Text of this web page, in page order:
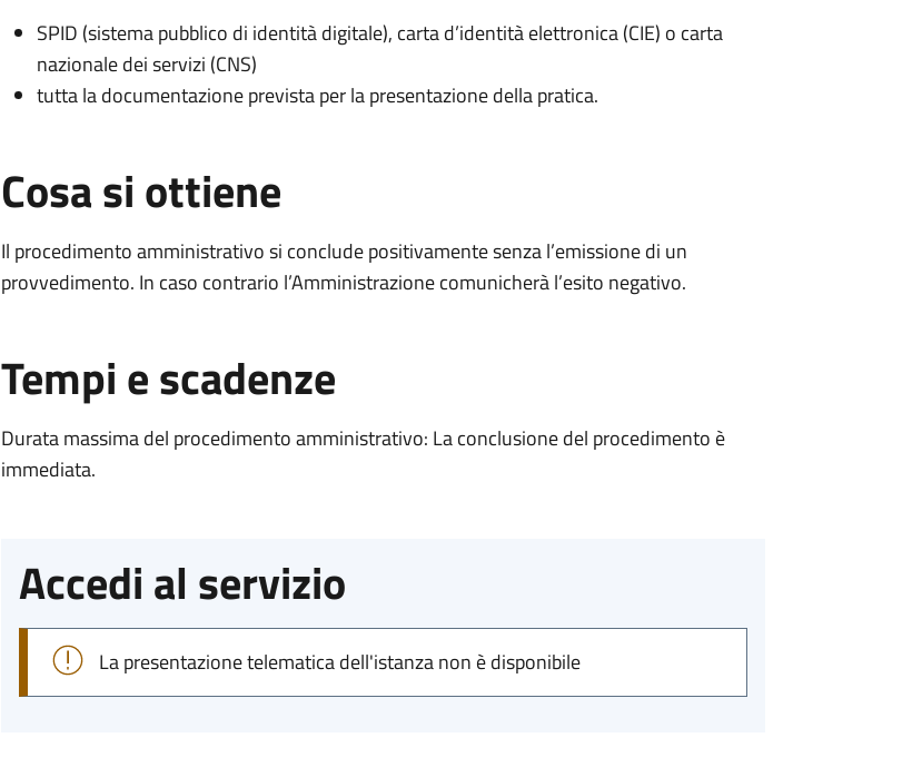
SPID (sistema pubblico di identità digitale), carta d’identità elettronica (CIE) o carta
nazionale dei servizi (CNS)
tutta la documentazione prevista per la presentazione della pratica.
Cosa si ottiene
Il procedimento amministrativo si conclude positivamente senza l’emissione di un
provvedimento. In caso contrario l’Amministrazione comunicherà l’esito negativo.
Tempi e scadenze
Durata massima del procedimento amministrativo: La conclusione del procedimento è
immediata.
Accedi al servizio
La presentazione telematica dell'istanza non è disponibile